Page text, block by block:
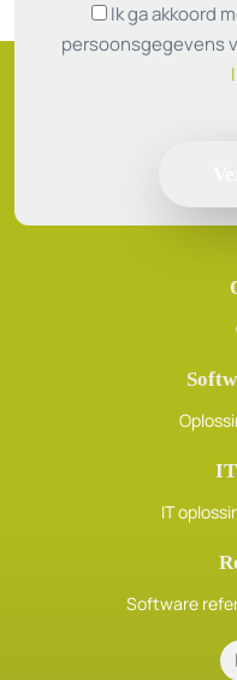
Ik ga akkoord
persoonsgegevens
IT
Software